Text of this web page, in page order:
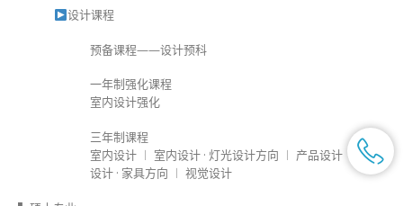
设计课程
预备课程——设计预科
一年制强化课程
室内设计强化
三年制课程
室内设计 ︱ 室内设计 · 灯光设计方向 ︱ 产品设计 ︱ 产品
设计 · 家具方向 ︱ 视觉设计